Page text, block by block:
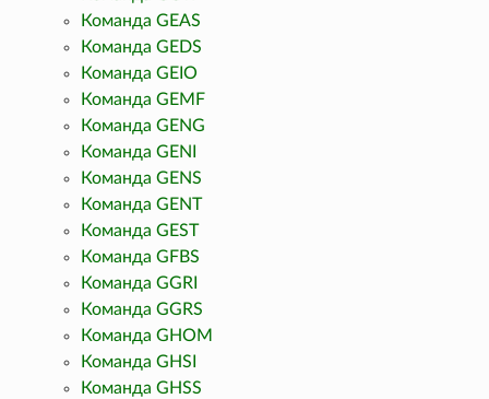
Команда GEAS
Команда GEDS
Команда GEIO
Команда GEMF
Команда GENG
Команда GENI
Команда GENS
Команда GENT
Команда GEST
Команда GFBS
Команда GGRI
Команда GGRS
Команда GHOM
Команда GHSI
Команда GHSS